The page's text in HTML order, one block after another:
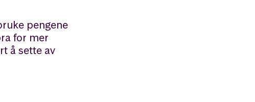
pengene
for mer
å sette av